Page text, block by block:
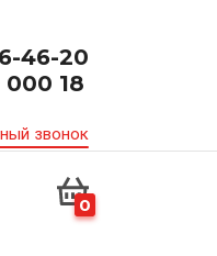
46-20
000 18
звонок
0